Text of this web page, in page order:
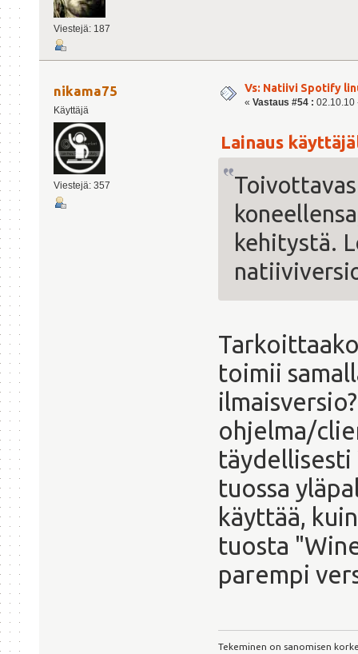
Viestejä: 187
nikama75
Käyttäjä
Viestejä: 357
Vs: Natiivi Spotify
« Vastaus #54 : 02.10.10
Lainaus
kehitystä.
toimii
ohjelma/
täydellisesti
tuossa
käyttää,
tuosta
parempi
Tekeminen on sanomisen